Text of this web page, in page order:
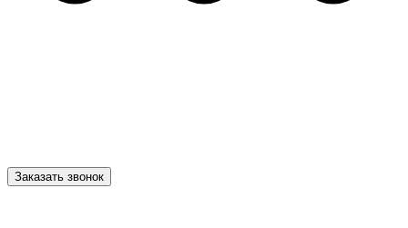
Заказать звонок